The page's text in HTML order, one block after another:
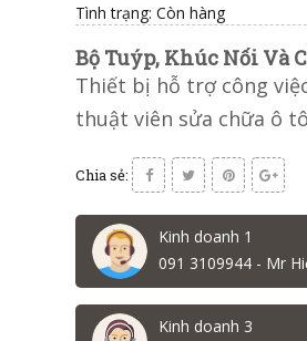
Tình trạng: Còn hàng
Bộ Tuýp, Khúc Nối Và
Thiết bị hỗ trợ công
thuật viên sửa chữa ô
Chia sẻ:
Kinh doanh 1
091 3109944 - Mr
Kinh doanh 3